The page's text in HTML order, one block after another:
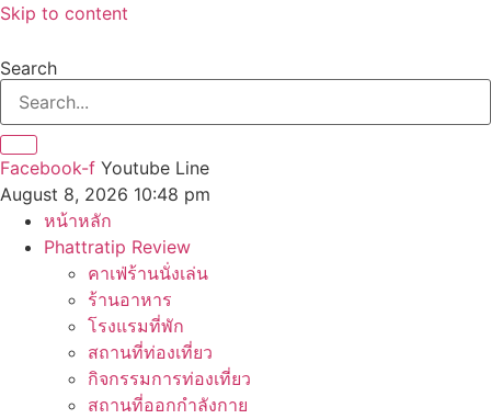
Skip to content
Search
Facebook-f Youtube Line
August 8, 2026 10:48 pm
หน้าหลัก
Phattratip Review
คาเฟ่ร้านนั่งเล่น
ร้านอาหาร
โรงแรมที่พัก
สถานที่ท่องเที่ยว
กิจกรรมการท่องเที่ยว
สถานที่ออกกำลังกาย